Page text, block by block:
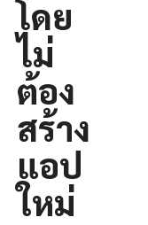
โดย
ไม่
ต้อง
สร้าง
แอป
ใหม่
จาก
ที่
ก่อน
หน้า
นี้
พวก
เขา
ต้อง
สร้าง